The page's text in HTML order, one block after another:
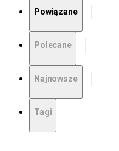
Powiązane
Polecane
Najnowsze
Tagi